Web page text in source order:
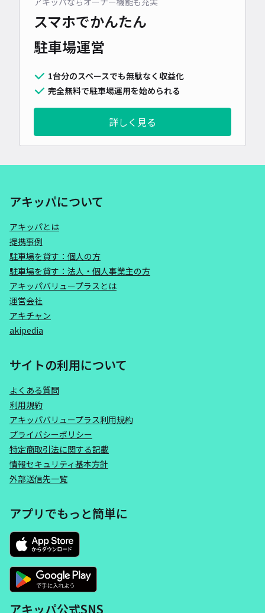
スマホでかんたん
駐車場運営
1台分のスペースでも無駄なく収益化
完全無料で駐車場運用を始められる
詳しく見る
アキッパについて
アキッパとは
提携事例
駐車場を貸す：個人の方
駐車場を貸す：法人・個人事業主の方
アキッパバリュープラスとは
運営会社
アキチャン
akipedia
サイトの利用について
よくある質問
利用規約
アキッパバリュープラス利用規約
プライバシーポリシー
特定商取引法に関する記載
情報セキュリティ基本方針
外部送信先一覧
アプリでもっと簡単に
アキッパ公式SNS